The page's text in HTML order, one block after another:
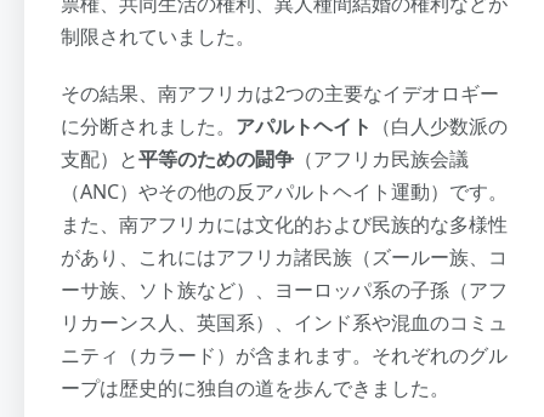
制限されていました。
その結果、南アフリカは2つの主要なイデオロギー
に分断されました。 アパルトヘイト （白人少数派の
支配）と平等のための闘争 （アフリカ民族会議
（ANC）やその他の反アパルトヘイト運動）です。
また、南アフリカには文化的および民族的な多様性
があり、これにはアフリカ諸民族（ズールー族、コ
ーサ族、ソト族など）、ヨーロッパ系の子孫（アフ
リカーンス人、英国系）、インド系や混血のコミュ
ニティ（カラード）が含まれます。それぞれのグル
ープは歴史的に独自の道を歩んできました。